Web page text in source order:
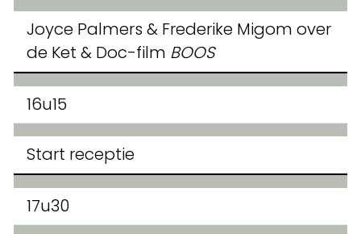
Joyce Palmers & Frederike Migom over
de Ket & Doc-film BOOS
16u15
Start receptie
17u30